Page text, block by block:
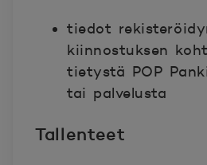
tiedot
kiinnostuksen
tietystä POP
tai palvelusta
Tallenteet